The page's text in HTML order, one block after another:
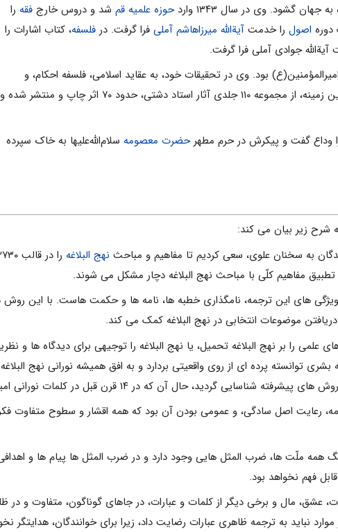
حوزه علمیه قم شد و دروس خارج فقه را
اصول را خدمت آیةاللّه میرزاهاشم آملى فرا گرفت. در فلسفه، کتاب اشارات را
جوادى آملى فرا گرفت.
بود. وی در تحقیقات خود، به عقاید اسلامى، فلسفه احکام، و
، اولویت داد که در این زمینه، از مجموعه ۱۱۰ جلدى آثار استاد دشتى، حدود ۷۰ اثر چاپ و منتشر شده و
وداع گفت و پیکرش در حرم مطهرحضرت معصومه سلام‌الله‌علیها به خاک سپرده
شرح زیر بیان می کند:
نهج البلاغه
مفاهیم کلّى با مباحث نهج البلاغه دچار مشکل مى شوند.
ویژگى هاى این ترجمه، نامگذارى خطبه ها، نامه ها و حکمت هاست. با این
موضوعات انتخابى در نهج البلاغه کمک مى کند.
علمى را بر نهج البلاغه تحمیل، یا نهج البلاغه را توجیهى براى دیدگاه ها
توانسته پرده اى از روى واقعیتى بردارد و به افق همیشه نورانى نهج
آن که در ۱۴ قرن قبل در کلمات نورانى امیر بیان حضرت على علیه السّلام آمده است.
رعایت اصل سادگى، و عمومى بودن آن بود که همه اقشار و سطوح متفاوت
همه ملّت ها، ضرب المثل هایى وجود دارد و در ضرب المثل ها پیام ها و
فهم نخواهد بود.
عشق، مال و برخى دیگر از کلمات و عبارات، در جاهاى گوناگون، متفاوت و
نباید به ترجمه ظاهرى عبارات رضایت داد، زیرا براى خوانندگان، هدایتگر